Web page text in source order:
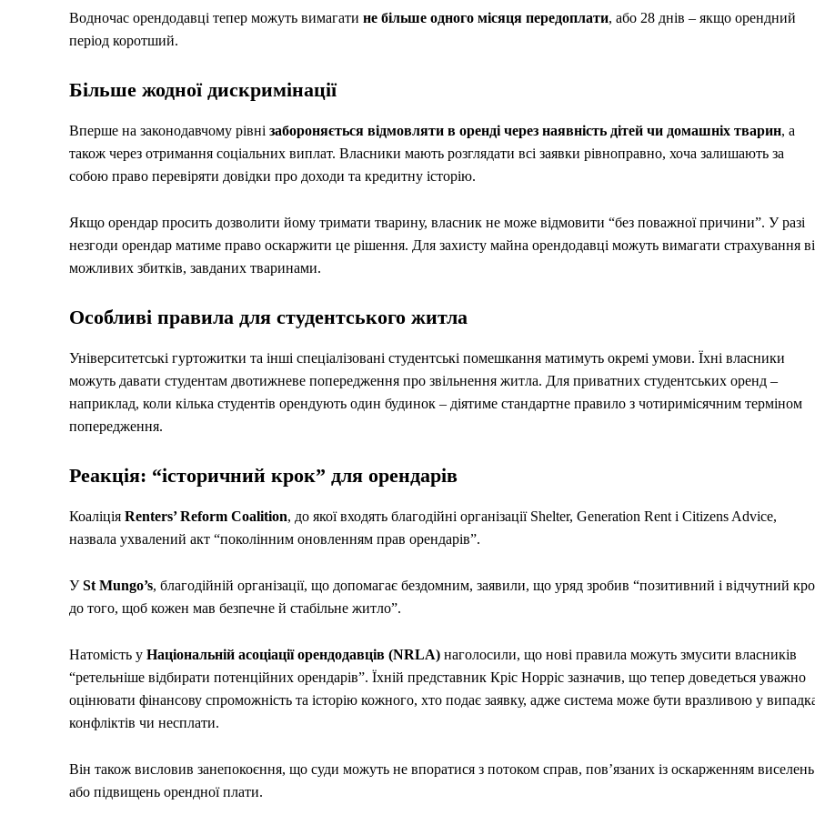
Водночас орендодавці тепер можуть вимагати не більше одного місяця передоплати, або 28 днів – якщо орендний
період коротший.
Більше жодної дискримінації
Вперше на законодавчому рівні забороняється відмовляти в оренді через наявність дітей чи домашніх тварин, а
також через отримання соціальних виплат. Власники мають розглядати всі заявки рівноправно, хоча залишають за
собою право перевіряти довідки про доходи та кредитну історію.
Якщо орендар просить дозволити йому тримати тварину, власник не може відмовити “без поважної причини”. У разі
незгоди орендар матиме право оскаржити це рішення. Для захисту майна орендодавці можуть вимагати страхування
можливих збитків, завданих тваринами.
Особливі правила для студентського житла
Університетські гуртожитки та інші спеціалізовані студентські помешкання матимуть окремі умови. Їхні власники
можуть давати студентам двотижневе попередження про звільнення житла. Для приватних студентських оренд –
наприклад, коли кілька студентів орендують один будинок – діятиме стандартне правило з чотиримісячним терміном
попередження.
Реакція: “історичний крок” для орендарів
Коаліція Renters’ Reform Coalition, до якої входять благодійні організації Shelter, Generation Rent і Citizens Advice,
назвала ухвалений акт “поколінним оновленням прав орендарів”.
УSt Mungo’s, благодійній організації, що допомагає бездомним, заявили, що уряд зробив “позитивний і відчутний
до того, щоб кожен мав безпечне й стабільне житло”.
Натомість у Національній асоціації орендодавців (NRLA) наголосили, що нові правила можуть змусити власників
“ретельніше відбирати потенційних орендарів”. Їхній представник Кріс Норріс зазначив, що тепер доведеться уважно
оцінювати фінансову спроможність та історію кожного, хто подає заявку, адже система може бути вразливою у
конфліктів чи несплати.
Він також висловив занепокоєння, що суди можуть не впоратися з потоком справ, пов’язаних із оскарженням виселень
або підвищень орендної плати.